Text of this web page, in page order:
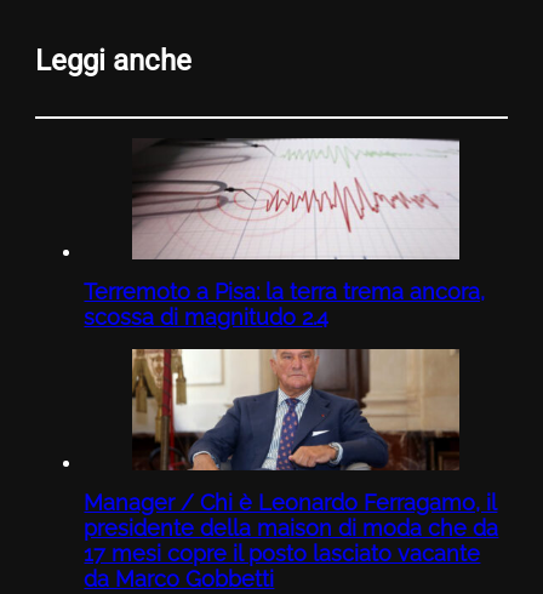
Leggi anche
Terremoto a Pisa: la terra trema ancora,
scossa di magnitudo 2.4
Manager / Chi è Leonardo Ferragamo, il
presidente della maison di moda che da
17 mesi copre il posto lasciato vacante
da Marco Gobbetti